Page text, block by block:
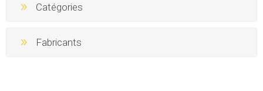
Catégories
Fabricants